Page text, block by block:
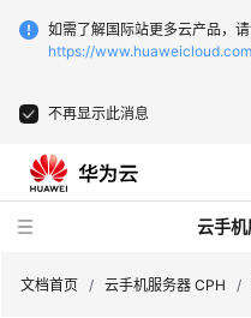
如需了解国际站更多云产品，请
https://
不再显示此消息
云手机
文档首页 / 云手机服务器 CPH /